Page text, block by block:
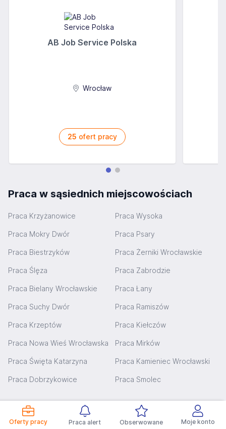
Oferty pracy Praca alert Obserwowane Moje konto
AB Job Service Polska
Wrocław
25 ofert pracy
Praca w sąsiednich miejscowościach
Praca Krzyżanowice Praca Wysoka
Praca Mokry Dwór Praca Psary
Praca Biestrzyków Praca Żerniki Wrocławskie
Praca Ślęza Praca Zabrodzie
Praca Bielany Wrocławskie Praca Łany
Praca Suchy Dwór Praca Ramiszów
Praca Krzeptów Praca Kiełczów
Praca Nowa Wieś Wrocławska Praca Mirków
Praca Święta Katarzyna Praca Kamieniec Wrocławski
Praca Dobrzykowice Praca Smolec
Oferty pracy w Wrocławiu - popularne
zawody